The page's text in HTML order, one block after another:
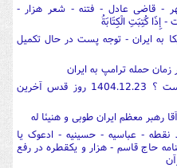
- قاضی عادل - فتنه - شعر هزار -
إِذَا كُتِبَتِ الْكِتَابَةُ
به ایران - توجه پست در حال تکمیل
حمله ترامپ به ایران
9. چرا ترامپ به ایران حمله کرده است ؟ 1404.12.23 روز قدس آخرین
معظم ایران طوبی و هنیئا له
نقطه - عباسیه - حسینیه - ادعوک یا
حاج قاسم - هزار و یکقطره در رفع